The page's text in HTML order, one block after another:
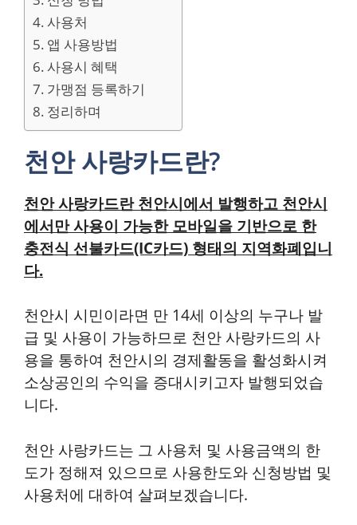
사용처
앱 사용방법
사용시 혜택
가맹점 등록하기
정리하며
천안 사랑카드란?
천안 사랑카드란 천안시에서 발행하고 천안시
에서만 사용이 가능한 모바일을 기반으로 한
충전식 선불카드(IC카드) 형태의 지역화폐입니
다.
천안시 시민이라면 만 14세 이상의 누구나 발
급 및 사용이 가능하므로 천안 사랑카드의 사
용을 통하여 천안시의 경제활동을 활성화시켜
소상공인의 수익을 증대시키고자 발행되었습
니다.
천안 사랑카드는 그 사용처 및 사용금액의 한
도가 정해져 있으므로 사용한도와 신청방법 및
사용처에 대하여 살펴보겠습니다.